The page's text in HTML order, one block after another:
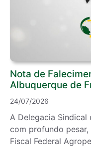
Nota de
Albuquerque de
24/07/2026
A Delegacia Sindical
com profundo
Fiscal Federal